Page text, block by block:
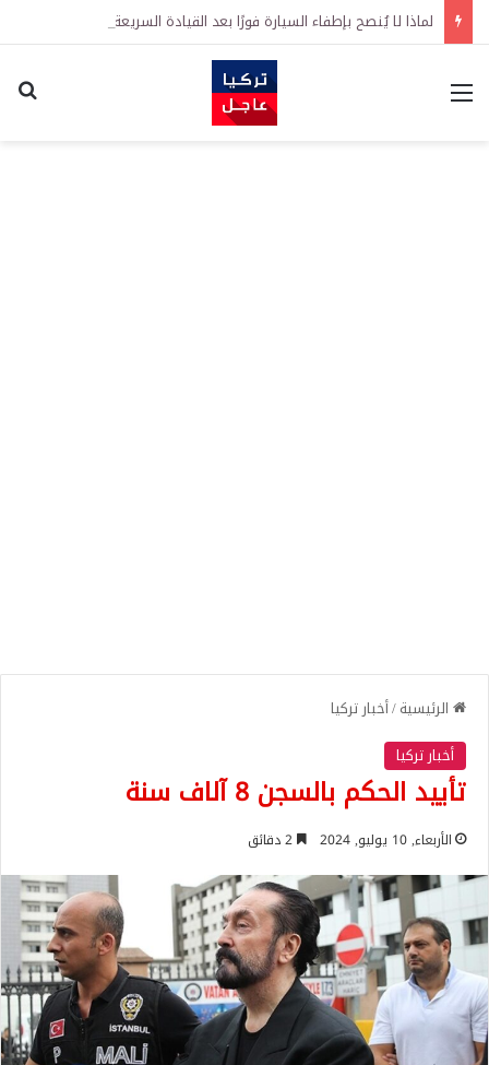
القائمة
الرئيسية/أخبار تركيا
أخبار تركيا
تأييد الحكم بالسجن 8 آلاف سنة
الأربعاء, 10 يوليو, 2024